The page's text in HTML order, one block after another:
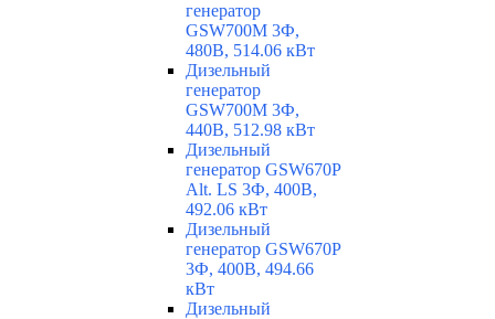
генератор
GSW700M 3Ф,
480В, 514.06 кВт
Дизельный
генератор
GSW700M 3Ф,
440В, 512.98 кВт
Дизельный
генератор GSW670P
Alt. LS 3Ф, 400В,
492.06 кВт
Дизельный
генератор GSW670P
3Ф, 400В, 494.66
кВт
Дизельный